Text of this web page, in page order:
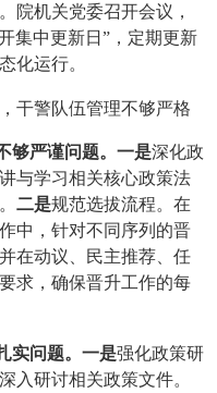
院机关党委召开会议，
集中更新日”，定期更新
化运行。
警队伍管理不够严格
够严谨问题。一是深化政
与学习相关核心政策法
二是规范选拔流程。在
中，针对不同序列的晋
在动议、民主推荐、任
求，确保晋升工作的每
实问题。一是强化政策研
入研讨相关政策文件。